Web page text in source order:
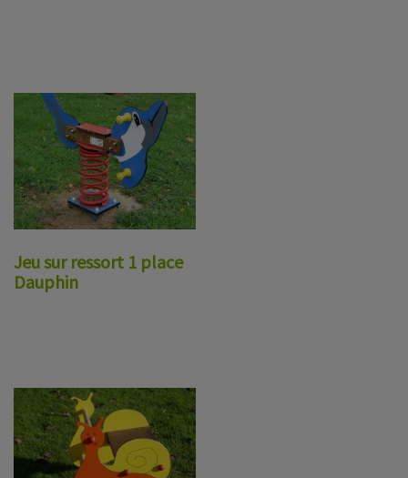
Jeu sur ressort 1 place
Dauphin